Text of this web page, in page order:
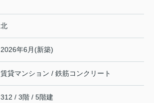
北
2026年6月(新築)
賃貸マンション / 鉄筋コンクリート
312 / 3階 / 5階建